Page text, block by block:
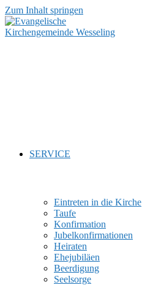
Zum Inhalt springen
SERVICE
Eintreten in die Kirche
Taufe
Konfirmation
Jubelkonfirmationen
Heiraten
Ehejubiläen
Beerdigung
Seelsorge